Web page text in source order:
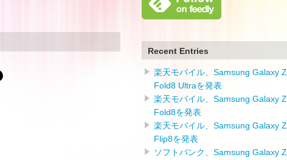
Recent Entries
楽天モバイル、Samsung Galaxy Z
Fold8 Ultraを発表
楽天モバイル、Samsung Galaxy Z
Fold8を発表
楽天モバイル、Samsung Galaxy Z
Flip8を発表
ソフトバンク、Samsung Galaxy Z